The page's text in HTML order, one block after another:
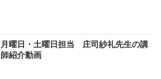
月曜日・土曜日担当 庄司紗礼先生の講
師紹介動画